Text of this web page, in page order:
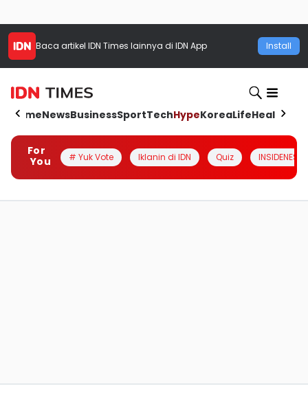
Baca artikel IDN Times lainnya di IDN App Install
HomeNewsBusinessSportTechHypeKoreaLifeHealth
For
You
# Yuk Vote Iklanin di IDN Quiz INSIDENESIA